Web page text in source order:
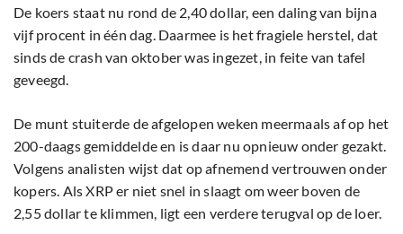
De koers staat nu rond de 2,40 dollar, een daling van bijna
vijf procent in één dag. Daarmee is het fragiele herstel, dat
sinds de crash van oktober was ingezet, in feite van tafel
geveegd.
De munt stuiterde de afgelopen weken meermaals af op het
200-daags gemiddelde en is daar nu opnieuw onder gezakt.
Volgens analisten wijst dat op afnemend vertrouwen onder
kopers. Als XRP er niet snel in slaagt om weer boven de
2,55 dollar te klimmen, ligt een verdere terugval op de loer.